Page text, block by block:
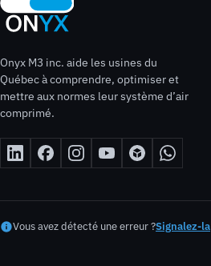
Onyx M3 inc. aide les usines du
Québec à comprendre, optimiser et
mettre aux normes leur système d’air
comprimé.
Vous avez détecté une erreur ?Signalez-la